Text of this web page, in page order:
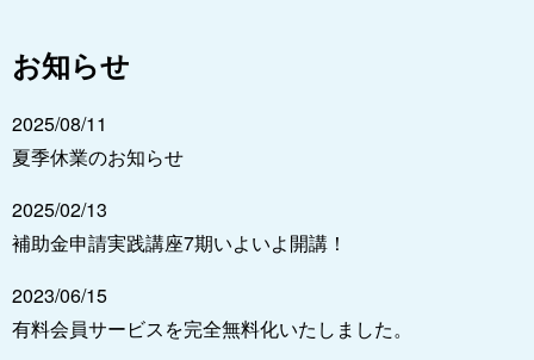
お知らせ
2025/08/11
夏季休業のお知らせ
2025/02/13
補助金申請実践講座7期いよいよ開講！
2023/06/15
有料会員サービスを完全無料化いたしました。